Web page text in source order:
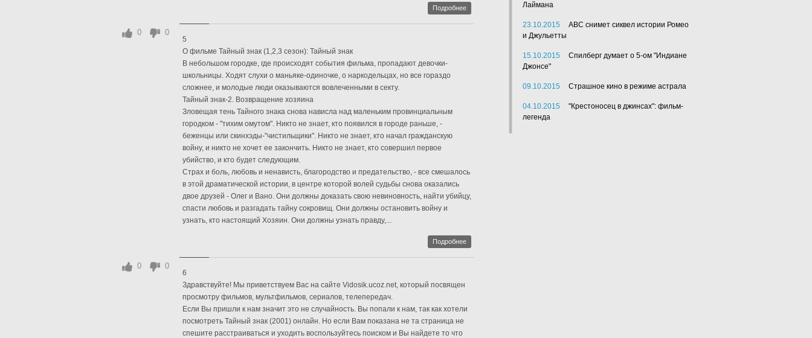
Подробнее
5
О фильме Тайный знак (1,2,3 сезон): Тайный знак
В небольшом городке, где происходят события фильма, пропадают девочки-
школьницы. Ходят слухи о маньяке-одиночке, о наркодельцах, но все гораздо
сложнее, и молодые люди оказываются вовлеченными в секту.
Тайный знак-2. Возвращение хозяина
Зловещая тень Тайного знака снова нависла над маленьким провинциальным
городком - "тихим омутом". Никто не знает, кто появился в городе раньше, -
беженцы или скинхэды-"чистильщики". Никто не знает, кто начал гражданскую
войну, и никто не хочет ее закончить. Никто не знает, кто совершил первое
убийство, и кто будет следующим.
Страх и боль, любовь и ненависть, благородство и предательство, - все смешалось
в этой драматической истории, в центре которой волей судьбы снова оказались
двое друзей - Олег и Вано. Они должны доказать свою невиновность, найти убийцу,
спасти любовь и разгадать тайну сокровищ. Они должны остановить войну и
узнать, кто настоящий Хозяин. Они должны узнать правду,...
0 0
Подробнее
6
Здравствуйте! Мы приветствуем Вас на сайте Vidosik.ucoz.net, который посвящен
просмотру фильмов, мультфильмов, сериалов, телепередач.
Если Вы пришли к нам значит это не случайность. Вы попали к нам, так как хотели
посмотреть Тайный знак (2001) онлайн. Но если Вам показана не та страница не
спешите расстраиваться и уходить воспользуйтесь поиском и Вы найдете то что
0 0
Лаймана
23.10.2015
АВС снимет сиквел истории Ромео
и Джульетты
15.10.2015
Спилберг думает о 5-ом "Индиане
Джонсе"
09.10.2015 Страшное кино в режиме астрала
04.10.2015
"Крестоносец в джинсах": фильм-
легенда